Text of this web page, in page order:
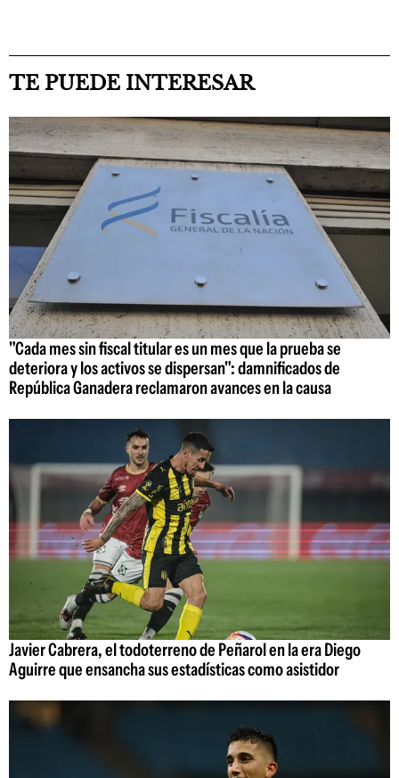
TE PUEDE INTERESAR
"Cada mes sin fiscal titular es un mes que la prueba se
deteriora y los activos se dispersan": damnificados de
República Ganadera reclamaron avances en la causa
Javier Cabrera, el todoterreno de Peñarol en la era Diego
Aguirre que ensancha sus estadísticas como asistidor